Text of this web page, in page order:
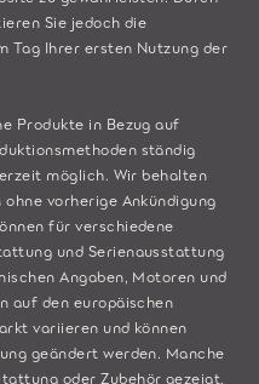
Sie jedoch die
Tag Ihrer ersten Nutzung der
Produkte in Bezug auf
ständig
möglich. Wir behalten
vorherige Ankündigung
für verschiedene
und Serienausstattung
Angaben, Motoren und
auf den europäischen
variieren und können
geändert werden. Manche
oder Zubehör gezeigt,